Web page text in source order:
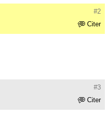
#2
Citer
#3
Citer